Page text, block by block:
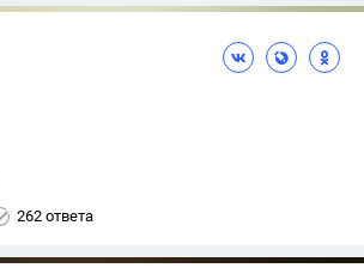
262 ответа